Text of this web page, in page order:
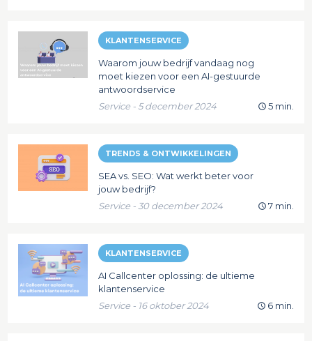
KLANTENSERVICE
Waarom jouw bedrijf vandaag nog
moet kiezen voor een AI-gestuurde
antwoordservice
Service - 5 december 2024
5 min.
TRENDS & ONTWIKKELINGEN
SEA vs. SEO: Wat werkt beter voor
jouw bedrijf?
Service - 30 december 2024
7 min.
KLANTENSERVICE
AI Callcenter oplossing: de ultieme
klantenservice
Service - 16 oktober 2024
6 min.